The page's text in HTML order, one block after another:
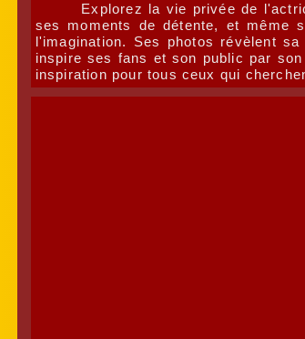
Explorez la vie privée de
ses moments de détente, et même
l'imagination. Ses photos révèlent
inspire ses fans et son public par
inspiration pour tous ceux qui